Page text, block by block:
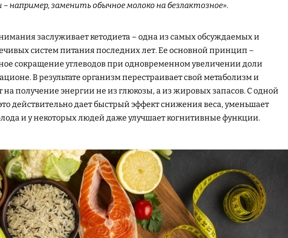
например, заменить обычное молоко на безлактозное».
заслуживает кетодиета – одна из самых обсуждаемых и
систем питания последних лет. Ее основной принцип –
сокращение углеводов при одновременном увеличении доли
В результате организм перестраивает свой метаболизм и
на получение энергии не из глюкозы, а из жировых запасов. С одной
действительно дает быстрый эффект снижения веса, уменьшает
и у некоторых людей даже улучшает когнитивные функции.